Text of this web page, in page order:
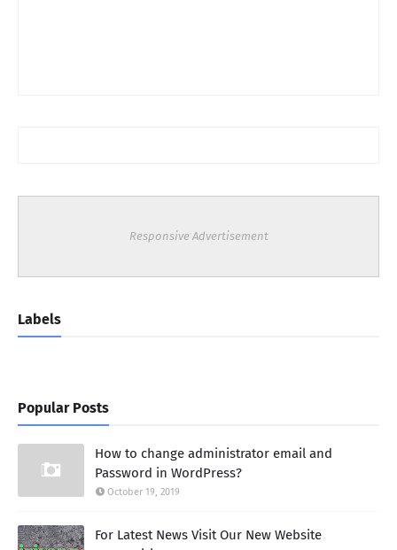
Responsive Advertisement
Labels
Popular Posts
How to change administrator email and
Password in WordPress?
October 19, 2019
For Latest News Visit Our New Website